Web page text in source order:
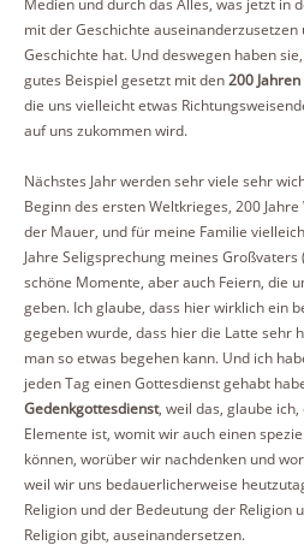
Medien und durch das Alles, was jetzt in
mit der Geschichte
Geschichte hat. Und deswegen haben
gutes Beispiel gesetzt mit den200
die uns vielleicht etwas
auf uns zukommen wird.
Nächstes Jahr werden sehr viele sehr
Beginn des ersten Weltkrieges, 200
der Mauer, und für meine Familie
Jahre Seligsprechung meines Großvaters
schöne Momente, aber auch Feiern, die
geben. Ich glaube, dass hier wirklich ein
gegeben wurde, dass hier die Latte sehr
man so etwas begehen kann. Und ich
jeden Tag einen Gottesdienst gehabt
Gedenkgottesdienst, weil das, glaube
Elemente ist, womit wir auch einen
können, worüber wir nachdenken und
weil wir uns bedauerlicherweise
Religion und der Bedeutung der Religion
Religion gibt, auseinandersetzen.